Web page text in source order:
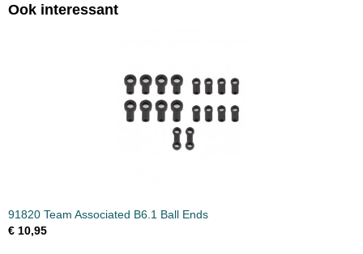
Ook interessant
91820 Team Associated B6.1 Ball Ends
€ 10,95